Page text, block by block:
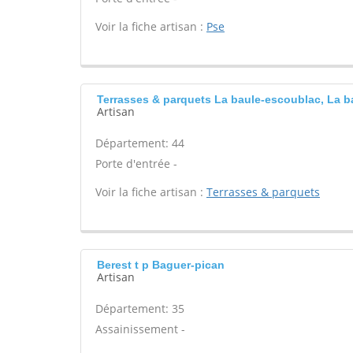
Voir la fiche artisan : Pse
Terrasses & parquets La baule-escoublac, La
Artisan
Département: 44
Porte d'entrée -
Voir la fiche artisan : Terrasses & parquets
Berest t p Baguer-pican
Artisan
Département: 35
Assainissement -